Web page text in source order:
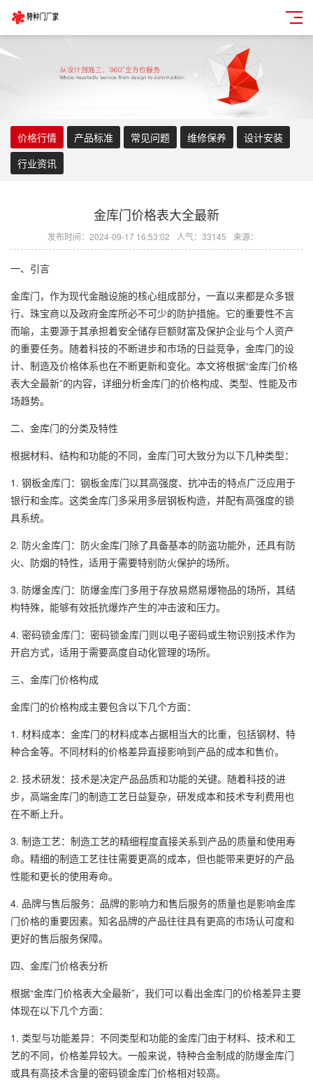
价格行情 产品标准 常见问题 维修保养
设计安装
行业资讯
金库门价格表大全最新
发布时间：2024-09-17 16:53:02 人气：33145 来源：
一、引言
金库门，作为现代金融设施的核心组成部分，一直以来都是众多银
行、珠宝商以及政府金库所必不可少的防护措施。它的重要性不言
而喻，主要源于其承担着安全储存巨额财富及保护企业与个人资产
的重要任务。随着科技的不断进步和市场的日益竞争，金库门的设
计、制造及价格体系也在不断更新和变化。本文将根据“金库门价格
表大全最新”的内容，详细分析金库门的价格构成、类型、性能及市
场趋势。
二、金库门的分类及特性
根据材料、结构和功能的不同，金库门可大致分为以下几种类型：
1. 钢板金库门：钢板金库门以其高强度、抗冲击的特点广泛应用于
银行和金库。这类金库门多采用多层钢板构造，并配有高强度的锁
具系统。
2. 防火金库门：防火金库门除了具备基本的防盗功能外，还具有防
火、防烟的特性，适用于需要特别防火保护的场所。
3. 防爆金库门：防爆金库门多用于存放易燃易爆物品的场所，其结
构特殊，能够有效抵抗爆炸产生的冲击波和压力。
4. 密码锁金库门：密码锁金库门则以电子密码或生物识别技术作为
开启方式，适用于需要高度自动化管理的场所。
三、金库门价格构成
金库门的价格构成主要包含以下几个方面：
1. 材料成本：金库门的材料成本占据相当大的比重，包括钢材、特
种合金等。不同材料的价格差异直接影响到产品的成本和售价。
2. 技术研发：技术是决定产品品质和功能的关键。随着科技的进
步，高端金库门的制造工艺日益复杂，研发成本和技术专利费用也
在不断上升。
3. 制造工艺：制造工艺的精细程度直接关系到产品的质量和使用寿
命。精细的制造工艺往往需要更高的成本，但也能带来更好的产品
性能和更长的使用寿命。
4. 品牌与售后服务：品牌的影响力和售后服务的质量也是影响金库
门价格的重要因素。知名品牌的产品往往具有更高的市场认可度和
更好的售后服务保障。
四、金库门价格表分析
根据“金库门价格表大全最新”，我们可以看出金库门的价格差异主要
体现在以下几个方面：
1. 类型与功能差异：不同类型和功能的金库门由于材料、技术和工
艺的不同，价格差异较大。一般来说，特种合金制成的防爆金库门
或具有高技术含量的密码锁金库门价格相对较高。